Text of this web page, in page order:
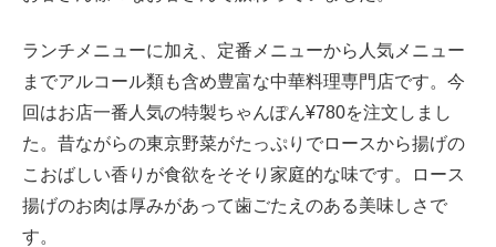
ランチメニューに加え、定番メニューから人気メニュー
までアルコール類も含め豊富な中華料理専門店です。今
回はお店一番人気の特製ちゃんぽん¥780を注文しまし
た。昔ながらの東京野菜がたっぷりでロースから揚げの
こおばしい香りが食欲をそそり家庭的な味です。ロース
揚げのお肉は厚みがあって歯ごたえのある美味しさで
す。